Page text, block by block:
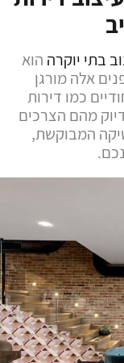
בתי יוקרה הוא
אלה מורגן
כמו דירות
מהם הצרכים
המבוקשת,